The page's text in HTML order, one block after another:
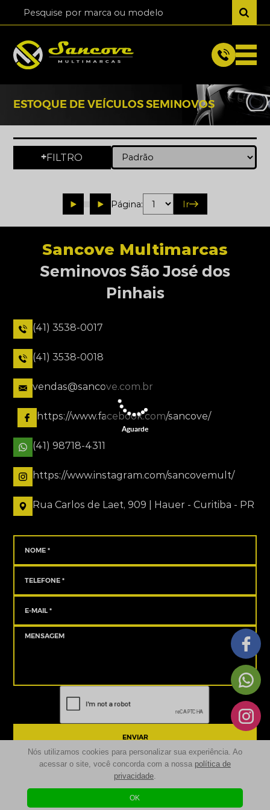
ESTOQUE DE VEÍCULOS SEMINOVOS
+FILTRO
Página: Ir
ENVIAR
Sancove Multimarcas
Seminovos São José dos
Pinhais
(41) 3538-0017
(41) 3538-0018
vendas@sancove.com.br
https://www.facebook.com/sancove/
(41) 98718-4311
https://www.instagram.com/sancovemult/
Rua Carlos de Laet, 909 | Hauer - Curitiba - PR
© 2024 | Sancove Multimarcas - Seminovos São José dos Pinhais | Todos os
Aguarde
Nós utilizamos cookies para personalizar sua experiência. Ao
acessar o site, você concorda com a nossa política de
privacidade.
OK